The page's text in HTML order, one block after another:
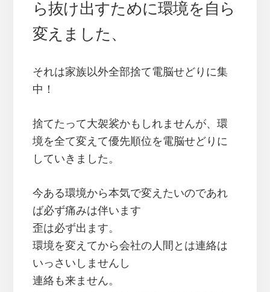
ら抜け出すために環境を自ら
変えました、
それは家族以外全部捨て電脳せどりに集
中！
捨てたって大袈裟かもしれませんが、環
境を全て変えて優先順位を電脳せどりに
していきました。
今ある環境から本気で変えたいのであれ
ば必ず痛みは伴います
歪は必ず出ます。
環境を変えてから会社の人間とは連絡は
いっさいしませんし
連絡も来ません。